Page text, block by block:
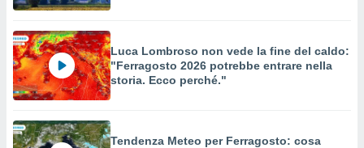
Luca Lombroso non vede la fine del caldo:
"Ferragosto 2026 potrebbe entrare nella
storia. Ecco perché."
Tendenza Meteo per Ferragosto: cosa